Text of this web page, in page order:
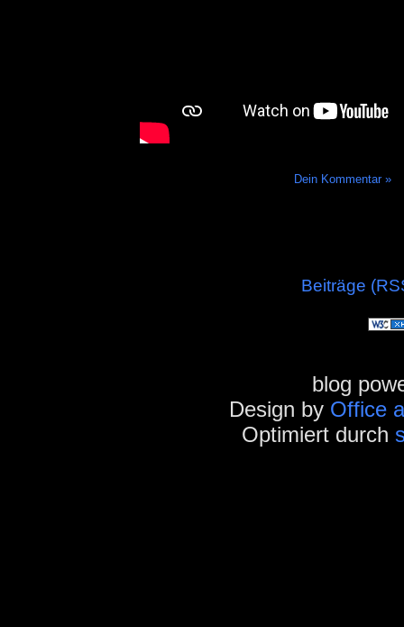
Dein Kommentar »
Beiträge
blog
Design by Office
Optimiert durch